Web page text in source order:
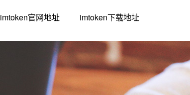
imtoken官网地址 imtoken下载地址